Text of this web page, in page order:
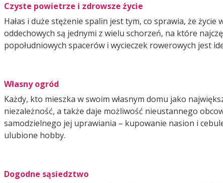
Czyste powietrze i zdrowsze życie
Hałas i duże stężenie spalin jest tym, co sprawia, że
oddechowych są jednymi z wielu schorzeń, na które
popołudniowych spacerów i wycieczek rowerowych jest
Własny ogród
Każdy, kto mieszka w swoim własnym domu jako
niezależność, a także daje możliwość nieustannego
samodzielnego jej uprawiania – kupowanie nasion i
ulubione hobby.
Dogodne sąsiedztwo